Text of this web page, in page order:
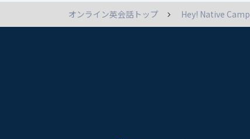
オンライン英会話トップ Hey! Native Camp